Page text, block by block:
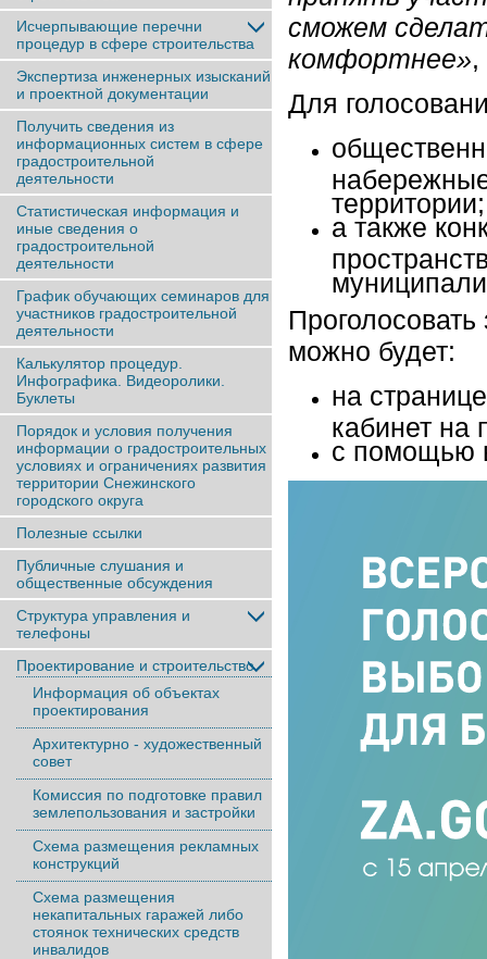
Исчерпывающие перечни
процедур в сфере строительства
Экспертиза инженерных изысканий
и проектной документации
Получить сведения из
информационных систем в сфере
градостроительной
деятельности
Статистическая информация и
иные сведения о
градостроительной
деятельности
График обучающих семинаров для
участников градостроительной
деятельности
Калькулятор процедур.
Инфографика. Видеоролики.
Буклеты
Порядок и условия получения
информации о градостроительных
условиях и ограничениях развития
территории Снежинского
городского округа
Полезные ссылки
Публичные слушания и
общественные обсуждения
Структура управления и
телефоны
Проектирование и строительство
Информация об объектах
проектирования
Архитектурно - художественный
совет
Комиссия по подготовке правил
землепользования и застройки
Схема размещения рекламных
конструкций
Схема размещения
некапитальных гаражей либо
стоянок технических средств
инвалидов
сможем
комфортнее»,
Для
территории;
а также
Проголосовать
можно будет:
на
кабинет на
с помощью